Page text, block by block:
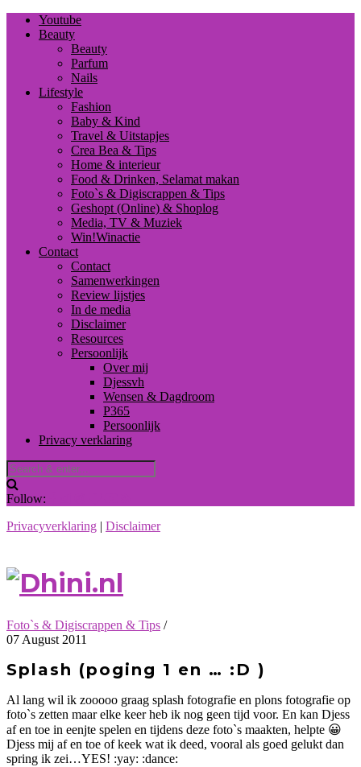
Youtube
Beauty
Beauty
Parfum
Nails
Lifestyle
Fashion
Baby & Kind
Travel & Uitstapjes
Crea Bea & Tips
Home & interieur
Food & Drinken, Selamat makan
Foto`s & Digiscrappen & Tips
Geshopt (Online) & Shoplog
Media, TV & Muziek
Win!Winactie
Contact
Contact
Samenwerkingen
Review lijstjes
In de media
Disclaimer
Resources
Persoonlijk
Over mij
Djessvh
Wensen & Dagdroom
P365
Persoonlijk
Privacy verklaring
Follow:
Privacyverklaring | Disclaimer
Foto`s & Digiscrappen & Tips /
07 August 2011
Splash (poging 1 en … :D )
Al lang wil ik zooooo graag splash fotografie en plons fotografie op
foto`s zetten maar elke keer heb ik nog geen tijd voor. En kan Djess
af en toe in eenjte spelen en tijdens deze foto`s maakten, helpte 😀
Djess mij af en toe of keek wat ik deed, vooral als goed gelukt dan
spring ik zei…YES! :yay: :dance: